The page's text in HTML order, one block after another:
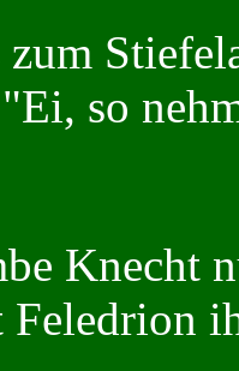
so
Knecht